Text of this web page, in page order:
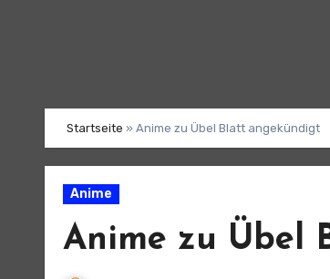
Startseite » Anime zu Übel Blatt angekündigt
Anime
Anime zu Übel